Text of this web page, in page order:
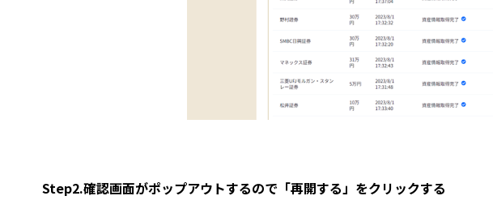
Step2.確認画面がポップアウトするので「再開する」をクリックする